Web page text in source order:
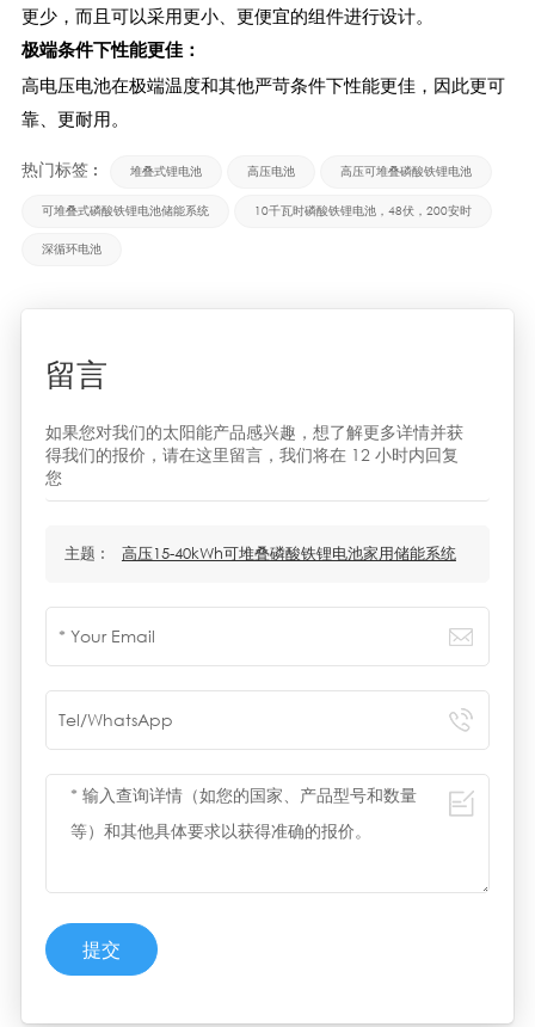
更少，而且可以采用更小、更便宜的组件进行设计。
极端条件下性能更佳：
高电压电池在极端温度和其他严苛条件下性能更佳，因此更可
靠、更耐用。
热门标签 : 堆叠式锂电池 高压电池 高压可堆叠磷酸铁锂电池
可堆叠式磷酸铁锂电池储能系统 10千瓦时磷酸铁锂电池，48伏，200安时
深循环电池
留言
如果您对我们的太阳能产品感兴趣，想了解更多详情并获
得我们的报价，请在这里留言，我们将在 12 小时内回复
您
主题 : 高压15-40kWh可堆叠磷酸铁锂电池家用储能系统
提交